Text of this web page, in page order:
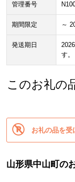
管理番号
期間限定 ～
発送期日
す。
このお礼の
お礼の品を受
山形県中山町の